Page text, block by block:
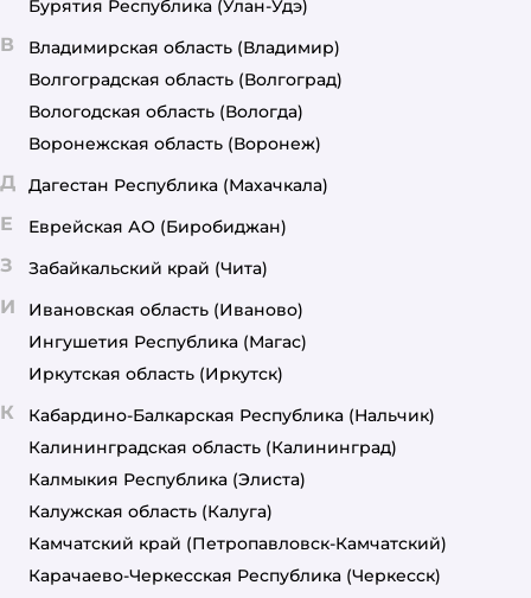
Бурятия Республика (Улан-Удэ)
В Владимирская область (Владимир)
Волгоградская область (Волгоград)
Вологодская область (Вологда)
Воронежская область (Воронеж)
Д Дагестан Республика (Махачкала)
Е Еврейская АО (Биробиджан)
З Забайкальский край (Чита)
И Ивановская область (Иваново)
Ингушетия Республика (Магас)
Иркутская область (Иркутск)
К Кабардино-Балкарская Республика (Нальчик)
Калининградская область (Калининград)
Калмыкия Республика (Элиста)
Калужская область (Калуга)
Камчатский край (Петропавловск-Камчатский)
Карачаево-Черкесская Республика (Черкесск)